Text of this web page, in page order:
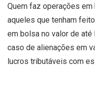
Quem faz operações
aqueles que tenham
em bolsa no valor de até
caso de alienações em
lucros tributáveis com